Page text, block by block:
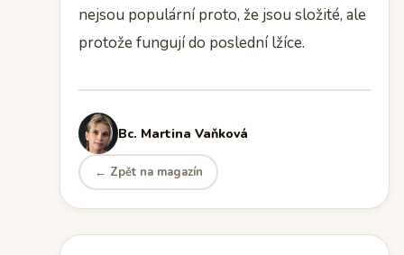
nejsou populární proto, že jsou složité, ale
protože fungují do poslední lžíce.
Bc. Martina Vaňková
← Zpět na magazín